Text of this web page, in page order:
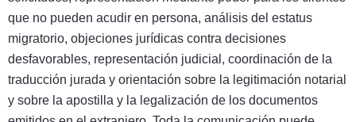
que no pueden acudir en persona, análisis del estatus
migratorio, objeciones jurídicas contra decisiones
desfavorables, representación judicial, coordinación de la
traducción jurada y orientación sobre la legitimación notarial
y sobre la apostilla y la legalización de los documentos